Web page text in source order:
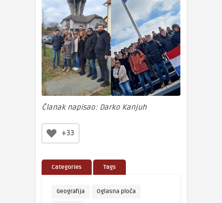
Članak napisao: Darko Kanjuh
+33
Categories Tags
Geografija Oglasna ploča